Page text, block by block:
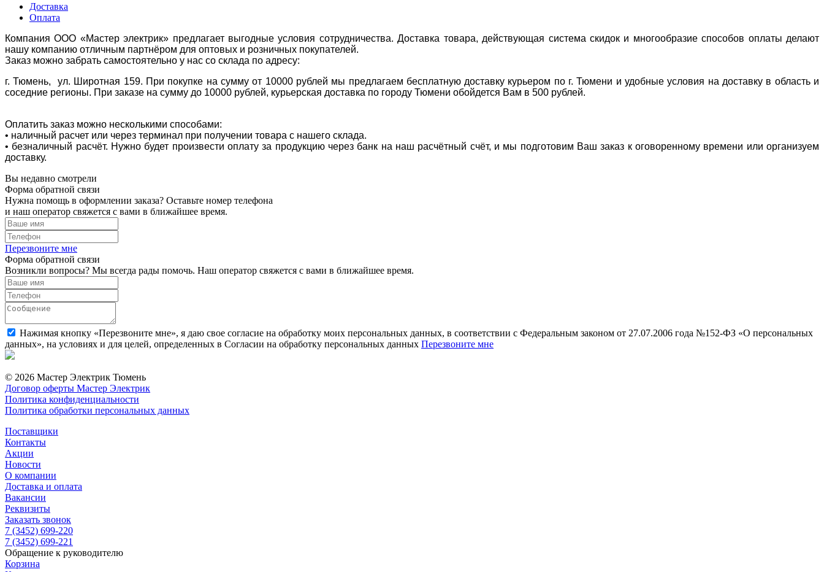
Доставка
Оплата
Компания ООО «Мастер электрик» предлагает выгодные условия сотрудничества. Доставка товара, действующая система скидок и многообразие способов оплаты делают
нашу компанию отличным партнёром для оптовых и розничных покупателей.
Заказ можно забрать самостоятельно у нас со склада по адресу:
г. Тюмень, ул. Широтная 159. При покупке на сумму от 10000 рублей мы предлагаем бесплатную доставку курьером по г. Тюмени и удобные условия на доставку в область и
соседние регионы. При заказе на сумму до 10000 рублей, курьерская доставка по городу Тюмени обойдется Вам в 500 рублей.
Оплатить заказ можно несколькими способами:
• наличный расчет или через терминал при получении товара с нашего склада.
• безналичный расчёт. Нужно будет произвести оплату за продукцию через банк на наш расчётный счёт, и мы подготовим Ваш заказ к оговоренному времени или организуем
доставку.
Вы недавно смотрели
Форма обратной связи
Нужна помощь в оформлении заказа? Оставьте номер телефона
и наш оператор свяжется с вами в ближайшее время.
Перезвоните мне
Форма обратной связи
Возникли вопросы? Мы всегда рады помочь. Наш оператор свяжется с вами в ближайшее время.
Нажимая кнопку «Перезвоните мне», я даю свое согласие на обработку моих персональных данных, в соответствии с Федеральным законом от 27.07.2006 года №152-ФЗ «О персональных
данных», на условиях и для целей, определенных в Согласии на обработку персональных данных Перезвоните мне
© 2026 Мастер Электрик Тюмень
Договор оферты Мастер Электрик
Политика конфиденциальности
Политика обработки персональных данных
Поставщики
Контакты
Акции
Новости
О компании
Доставка и оплата
Вакансии
Реквизиты
Заказать звонок
7 (3452) 699-220
7 (3452) 699-221
Обращение к руководителю
Корзина